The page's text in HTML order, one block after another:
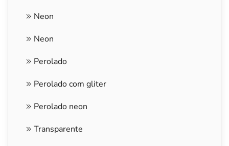
Neon
Neon
Perolado
Perolado com gliter
Perolado neon
Transparente